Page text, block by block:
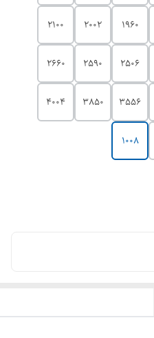
1960
2002
2100
2506
2590
2660
3556
3850
4004
1008